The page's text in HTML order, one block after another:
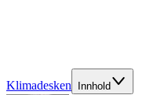
Klimadesken Innhold